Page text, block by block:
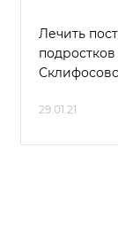
Лечить
29.01.21